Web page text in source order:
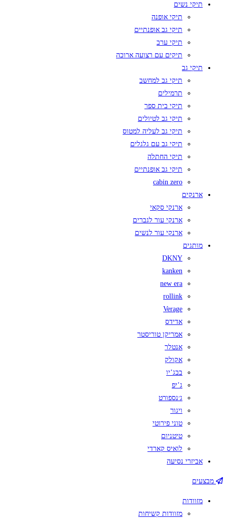
תיקי נשים
תיקי אופנה
תיקי גב אופנתיים
תיקי ערב
תיקים עם רצועה ארוכה
תיקי גב
תיקי גב למחשב
תרמילים
תיקי בית ספר
תיקי גב לטיולים
תיקי גב לעליה למטוס
תיקי גב עם גלגלים
תיקי החתלה
תיקי גב אופנתיים
cabin zero
ארנקים
ארנקי סקאי
ארנקי עור לגברים
ארנקי עור לנשים
מותגים
DKNY
kanken
new era
rollink
Verage
אדידס
אמריקן טוריסטר
אנטלר
אקולק
בבג’יו
ג’יפ
ג׳נספורט
ויגור
טוני פירוטי
טיטניום
לואיס קארדי
אביזרי נסיעה
מבצעים
מזוודות
מזוודות קשיחות